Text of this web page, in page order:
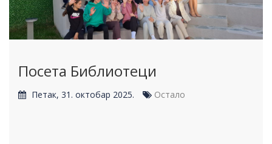
Посета Библиотеци
Петак, 31. октобар 2025. Остало